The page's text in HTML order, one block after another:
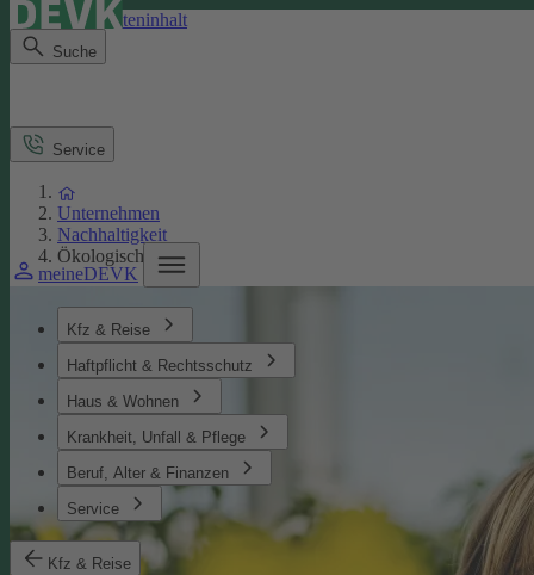
Direkt zum Seiteninhalt
Suche
meineDEVK
Kfz & Reise
Haftpflicht & Rechtsschutz
Haus & Wohnen
Krankheit, Unfall & Pflege
Beruf, Alter & Finanzen
Service
Kfz & Reise
Service
Unternehmen
Nachhaltigkeit
Ökologisches